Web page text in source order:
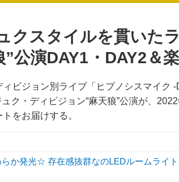
クスタイルを貫いた
公演DAY1・DAY2＆
ィビジョン別ライブ「ヒプノシスマイク
・ディビジョン“麻天狼”公演が、2022
をお届けする。
らか発光☆ 存在感抜群なのLEDルームライ